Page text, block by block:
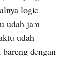
logic
udah jam
udah
dengan